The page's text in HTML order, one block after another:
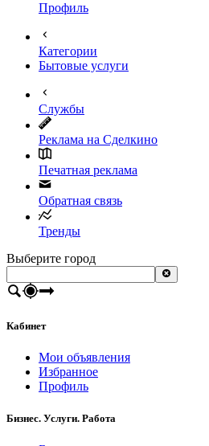
Профиль
Категории
Бытовые услуги
Службы
Реклама на Сделкино
Печатная реклама
Обратная связь
Тренды
Выберите город
Кабинет
Мои объявления
Избранное
Профиль
Бизнес. Услуги. Работа